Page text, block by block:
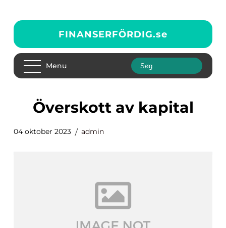
FINANSERFÖRDIG.se
Menu
överskott av kapital
04 oktober 2023 admin